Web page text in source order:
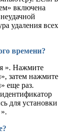
включена
удаления всех
времени?
». Нажмите
затем нажмите
еще раз.
для установки